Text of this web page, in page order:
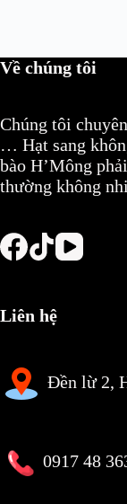
Về chúng tôi
Chúng tôi
… Hạt sang
bào H’Mông
thường không
Liên hệ
Đền lừ 2,
0917 48